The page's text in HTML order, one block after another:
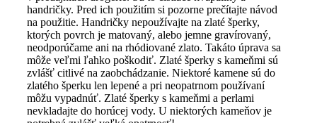
handričky. Pred ich použitím si pozorne prečítajte návod
na použitie. Handričky nepoužívajte na zlaté šperky,
ktorých povrch je matovaný, alebo jemne gravírovaný,
neodporúčame ani na rhódiované zlato. Takáto úprava sa
môže veľmi ľahko poškodiť. Zlaté šperky s kameňmi sú
zvlášť citlivé na zaobchádzanie. Niektoré kamene sú do
zlatého šperku len lepené a pri neopatrnom používaní
môžu vypadnúť. Zlaté šperky s kameňmi a perlami
nevkladajte do horúcej vody. U niektorých kameňov je